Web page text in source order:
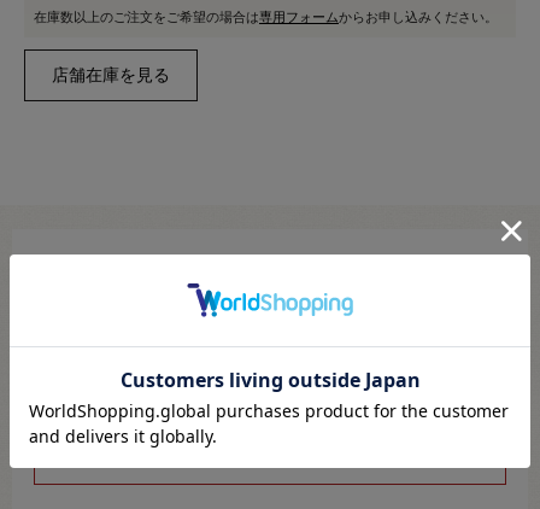
在庫数以上のご注文をご希望の場合は専用フォームからお申し込みください。
こちらのページは、店頭にてあらかじめ商品詳細および商品コード
また、詳細につきましてのご案内、ご相談もオンラインショップ窓
口では承っておりません。
併せて下記のご説明事項につきましてもご確認、ご了承の上、ご注